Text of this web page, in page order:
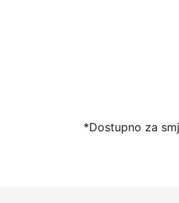
Počnite
*Dostupno za